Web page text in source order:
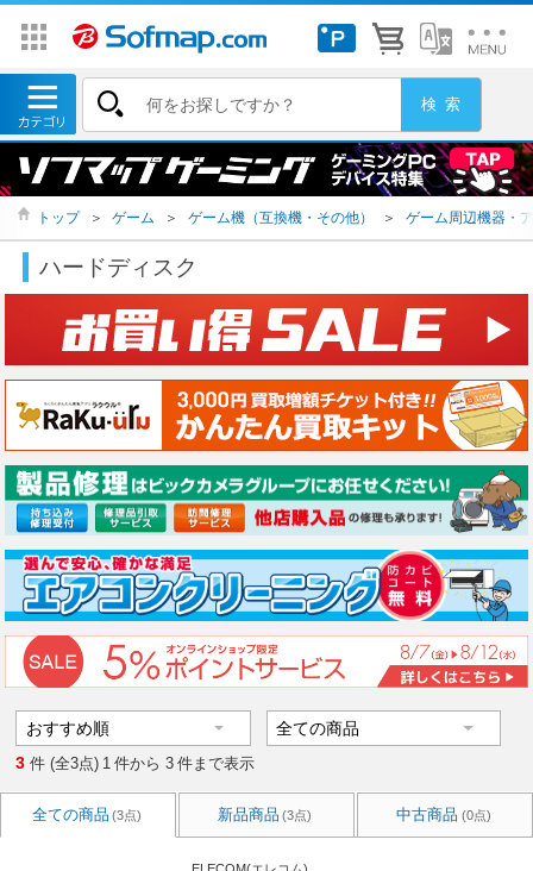
トップ ＞ ゲーム ＞ ゲーム機（互換機・その他） ＞ ゲーム周辺機器・
ハードディスク
3 件 (全3点) 1 件から 3 件まで表示
全ての商品 (3点) 新品商品 (3点) 中古商品 (0点)